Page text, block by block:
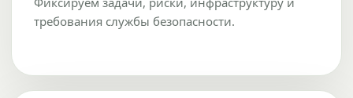
требования службы безопасности.